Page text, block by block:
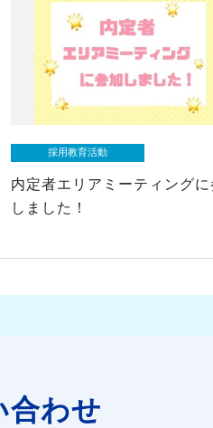
採用教育活動
内定者エリアミーティング
しました！
合わせ